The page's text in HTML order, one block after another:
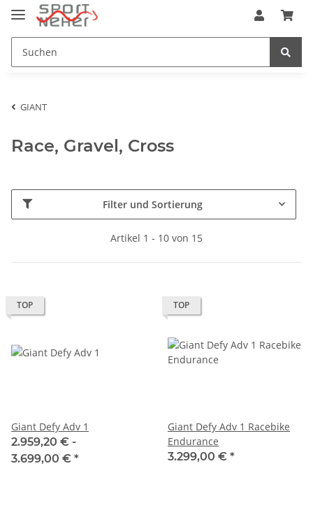
GIANT
Race, Gravel, Cross
Filter und Sortierung
Artikel 1 - 10 von 15
TOP
Giant Defy Adv 1
2.959,20 € -
3.699,00 € *
TOP
Giant Defy Adv 1 Racebike
Endurance
3.299,00 € *